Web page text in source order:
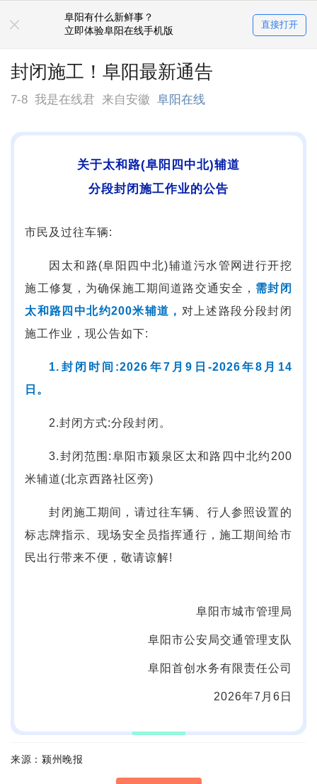
阜阳有什么新鲜事？
立即体验阜阳在线手机版
直接打开
封闭施工！阜阳最新通告
7-8 我是在线君 来自安徽 阜阳在线
关于太和路(阜阳四中北)辅道
分段封闭施工作业的公告
市民及过往车辆:
因太和路(阜阳四中北)辅道污水管网进行开挖
施工修复，为确保施工期间道路交通安全， 需封闭
太和路四中北约200米辅道， 对上述路段分段封闭
施工作业，现公告如下:
1.封闭时间:2026年7月9日-2026年8月14
日。
2.封闭方式:分段封闭。
3.封闭范围:阜阳市颍泉区太和路四中北约200
米辅道(北京西路社区旁)
封闭施工期间，请过往车辆、行人参照设置的
标志牌指示、现场安全员指挥通行，施工期间给市
民出行带来不便，敬请谅解!
阜阳市城市管理局
阜阳市公安局交通管理支队
阜阳首创水务有限责任公司
2026年7月6日
来源：颍州晚报